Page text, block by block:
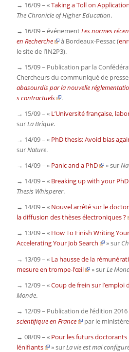
→ 16/09 – «Taking a Toll on
The Chronicle of Higher Education.
→ 16/09 – événementLes normes
en Recherche
à Bordeaux-Pessac (
le site de l’IN2P3).
→ 15/09 – Publication par la
Chercheurs du communiqué de presse
abasourdis par la nouvelle
s contractuels
.
→ 15/09 – « L’Université française,
surLa Brique.
→ 14/09 – « PhD thesis: Avoid bias
surNature.
→ 14/09 – « Panic and a PhD » sur
→ 14/09 – « Breaking up with your
Thesis Whisperer.
→ 14/09 – « Nouvel arrêté sur le
la diffusion des thèses électroniques ?
→ 13/09 – « How To Finish Writing
Accelerating Your Job Search
» sur
→ 13/09 – « La hausse de la
mesure en trompe-l’œil
» sur Le
→ 12/09 – «Coup de frein sur l’emploi
Monde.
→ 12/09 – Publication de l’édition 2016
scientifique en France
par le
→ 08/09 – « Pour les futurs
lénifiants
» surLa vie est mal